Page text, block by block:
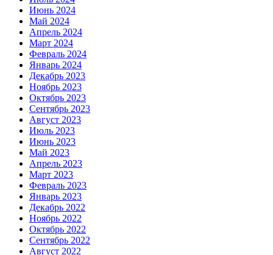
Июнь 2024
Май 2024
Апрель 2024
Март 2024
Февраль 2024
Январь 2024
Декабрь 2023
Ноябрь 2023
Октябрь 2023
Сентябрь 2023
Август 2023
Июль 2023
Июнь 2023
Май 2023
Апрель 2023
Март 2023
Февраль 2023
Январь 2023
Декабрь 2022
Ноябрь 2022
Октябрь 2022
Сентябрь 2022
Август 2022